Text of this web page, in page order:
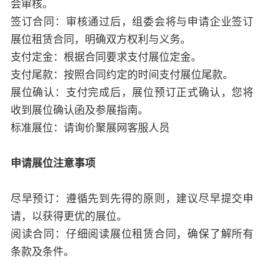
会审核。
签订合同：审核通过后，组委会将与申请企业签订
展位租赁合同，明确双方权利与义务。
支付定金：根据合同要求支付展位定金。
支付尾款：按照合同约定的时间支付展位尾款。
展位确认：支付完成后，展位预订正式确认，您将
收到展位确认函及参展指南。
标准展位：请询价聚展网客服人员
申请展位注意事项
尽早预订：遵循先到先得的原则，建议尽早提交申
请，以获得更优的展位。
阅读合同：仔细阅读展位租赁合同，确保了解所有
条款及条件。